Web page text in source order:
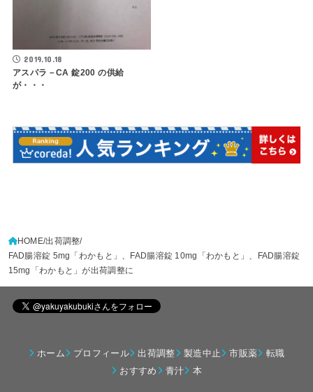
2019.10.18
アスパラ－CA 錠200 の供給
が・・・
HOME 出荷調整
FAD腸溶錠 5mg「わかもと」、FAD腸溶錠 10mg「わかもと」、FAD腸溶錠
15mg「わかもと」が出荷調整に
ホーム プロフィール 出荷調整 製造中止 市販薬
転職
おすすめ
青汁 本